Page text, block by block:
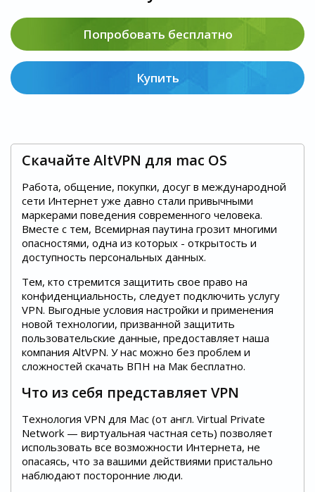
Попробовать бесплатно
Купить
Скачайте AltVPN для mac OS
Работа, общение, покупки, досуг в международной
сети Интернет уже давно стали привычными
маркерами поведения современного человека.
Вместе с тем, Всемирная паутина грозит многими
опасностями, одна из которых - открытость и
доступность персональных данных.
Тем, кто стремится защитить свое право на
конфиденциальность, следует подключить услугу
VPN. Выгодные условия настройки и применения
новой технологии, призванной защитить
пользовательские данные, предоставляет наша
компания AltVPN. У нас можно без проблем и
сложностей скачать ВПН на Мак бесплатно.
Что из себя представляет VPN
Технология VPN для Mac (от англ. Virtual Private
Network — виртуальная частная сеть) позволяет
использовать все возможности Интернета, не
опасаясь, что за вашими действиями пристально
наблюдают посторонние люди.